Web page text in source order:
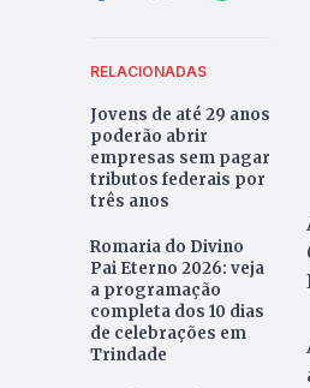
RELACIONADAS
Jovens de até 29 anos
poderão abrir
empresas sem pagar
tributos federais por
três anos
Romaria do Divino
Pai Eterno 2026: veja
a programação
completa dos 10 dias
de celebrações em
Trindade